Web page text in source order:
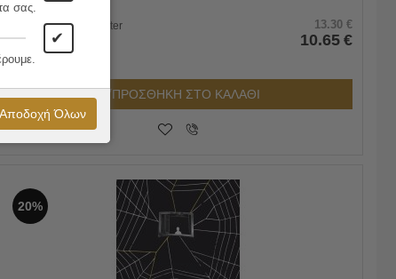
Συγγραφέας:Paul Auster
Εκδόσεις:Μεταίχμιο
13.30 €
10.65 €
ΠΡΟΣΘΗΚΗ ΣΤΟ ΚΑΛΑΘΙ
20%
σας.
✔
Αποδοχή Όλων